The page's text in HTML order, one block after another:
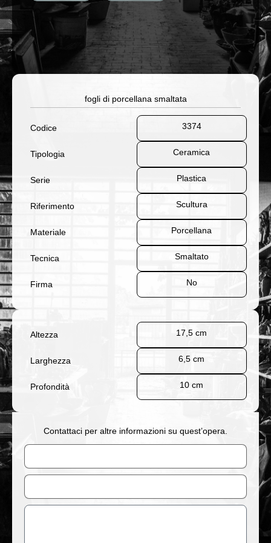
fogli di porcellana smaltata
Codice 3374
Tipologia Ceramica
Serie Plastica
Riferimento Scultura
Materiale Porcellana
Tecnica Smaltato
Firma No
Altezza 17,5 cm
Larghezza 6,5 cm
Profondità 10 cm
Contattaci per altre informazioni su quest’opera.
Nome
Email
Messaggio